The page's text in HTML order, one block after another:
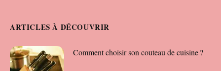
ARTICLES À DÉCOUVRIR
Comment choisir son couteau de cuisine ?